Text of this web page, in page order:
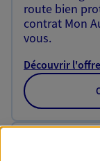
route bien
contrat Mon
vous.
Découvrir